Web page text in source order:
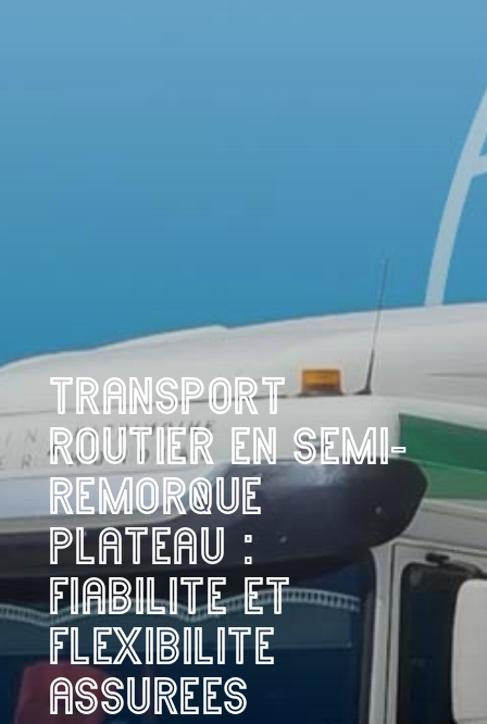
TRANSPORT
ROUTIER EN SEMI-
REMORQUE
PLATEAU :
FIABILITÉ ET
FLEXIBILITÉ
ASSURÉES